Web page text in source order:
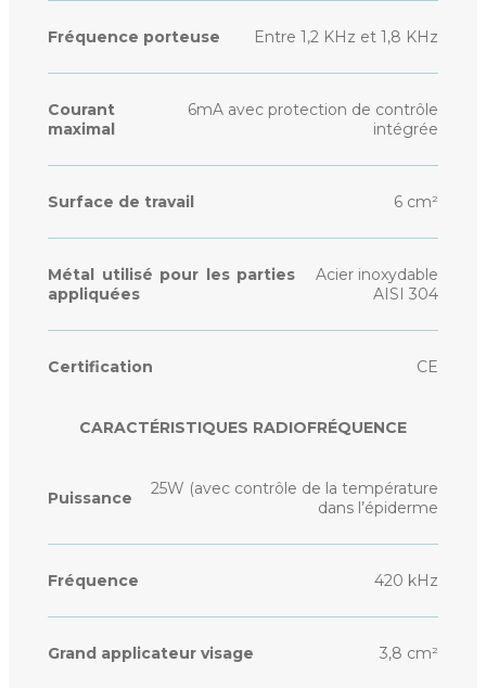
Fréquence porteuse Entre 1,2 KHz et 1,8 KHz
Courant
maximal
6mA avec protection de contrôle
intégrée
Surface de travail 6 cm²
Métal utilisé pour les parties
appliquées
Acier inoxydable
AISI 304
Certification CE
CARACTÉRISTIQUES RADIOFRÉQUENCE
Puissance
25W (avec contrôle de la température
dans l’épiderme
Fréquence 420 kHz
Grand applicateur visage 3,8 cm²